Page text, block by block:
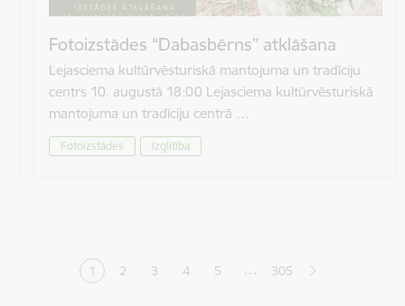
Fotoizstādes “Dabasbērns” atklāšana
Lejasciema kultūrvēsturiskā mantojuma un tradīciju
centrs 10. augustā 18:00 Lejasciema kultūrvēsturiskā
mantojuma un tradīciju centrā …
Fotoizstādes Izglītība
Pašreizējā lapa
1 Lapa
2 Lapa
3 Lapa
4 Lapa
5 … 305